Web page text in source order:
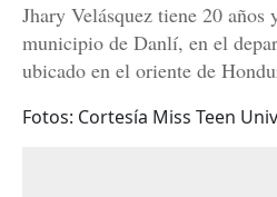
Jhary Velásquez tiene 20
municipio de Danlí, en el
ubicado en el oriente de
Fotos: Cortesía Miss Teen